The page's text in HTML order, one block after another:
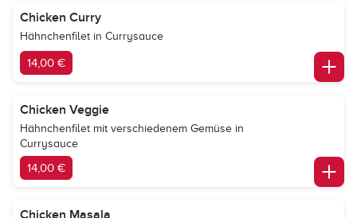
Chicken Curry
Hähnchenfilet in Currysauce
14,00 €
Chicken Veggie
Hähnchenfilet mit verschiedenem Gemüse in
Currysauce
14,00 €
Chicken Masala